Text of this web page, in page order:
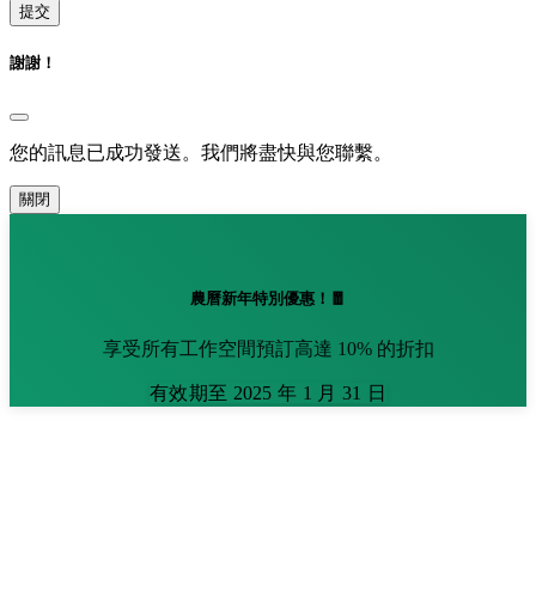
提交
謝謝！
您的訊息已成功發送。我們將盡快與您聯繫。
關閉
農曆新年特別優惠！🧧
享受所有工作空間預訂高達 10% 的折扣
有效期至 2025 年 1 月 31 日